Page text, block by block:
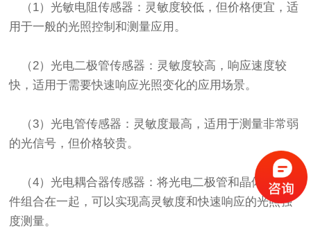
（1）光敏电阻传感器：灵敏度较低，但价格便宜，适
用于一般的光照控制和测量应用。
（2）光电二极管传感器：灵敏度较高，响应速度较
快，适用于需要快速响应光照变化的应用场景。
（3）光电管传感器：灵敏度最高，适用于测量非常弱
的光信号，但价格较贵。
（4）光电耦合器传感器：将光电二极管和晶体管等元
件组合在一起，可以实现高灵敏度和快速响应的光照强
度测量。